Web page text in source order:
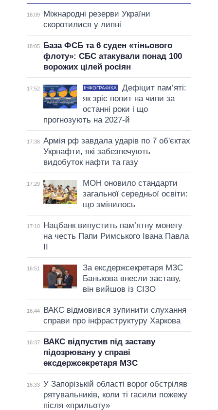
18:09
Міжнародні резерви України
скоротилися у липні
18:05
База ФСБ та 6 суден «тіньового
флоту»: СБС атакували понад 100
ворожих цілей росіян
17:52 ІНФОГРАФІКА
Дефіцит пам’яті:
як зріс попит на чипи за
останні роки і що
прогнозують на 2027-й
17:38 Армія рф завдала ударів по 7 об'єктах
Укрнафти, які забезпечують
видобуток нафти та газу
17:29
МОН оновило стандарти
загальної середньої освіти:
що змінилось
17:10
Нацбанк випустить пам’ятну монету
на честь Папи Римського Івана Павла
II
16:51
За ексдержсекретаря МЗС
Банькова внесли заставу,
він вийшов із СІЗО
16:44
ВАКС відмовився зупинити слухання
справи про інфраструктуру Харкова
16:37
ВАКС відпустив під заставу
підозрювану у справі
ексдержсекретаря МЗС
16:33 У Запорізькій області ворог обстріляв
рятувальників, коли ті гасили пожежу
після «прильоту»